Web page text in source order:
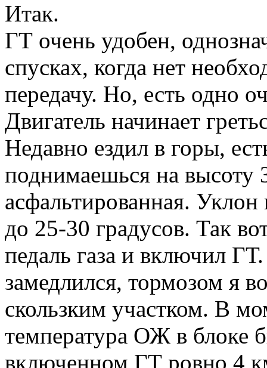
Итак.
ГТ очень удобен,
спусках, когда нет
передачу. Но, есть одно
Двигатель начинает
Недавно ездил в горы,
поднимаешься на
асфальтированная.
до 25-30 градусов. Так
педаль газа и включил
замедлился, тормозом я
скользким участком. В
температура ОЖ в блоке
включенном ГТ ровно 4